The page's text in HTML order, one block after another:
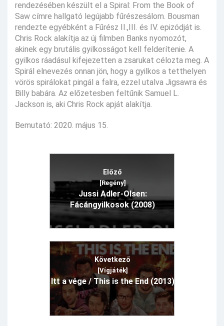
rendezésében készült el a Spiral: From the Book of
Saw címre hallgató legújabb fűrészesálom. Bousman
rendezte egyébként a Fűrész II.,III. és IV. epizódját is.
Chris Rock alakítja az új filmben Banks nyomozót,
akinek egy brutális gyilkosságot kell felderítenie. A
gyilkos ráadásul kifejezetten a zsarukat célozta meg. A
Spirál elnevezés onnan jön, hogy a gyilkos a tetthelyen
vörös spirálokat pingál a falra, ezzel utalva Jigsawra és
Billy babára. Az előzetesben feltűnik Samuel L.
Jackson is, aki Chris Rock apját alakítja.
Bemutató: 2020. május 15.
Előző
[Regény]
Jussi Adler-Olsen:
Fácángyilkosok (2008)
Következő
[Vígjáték]
Itt a vége / This is the End (2013)